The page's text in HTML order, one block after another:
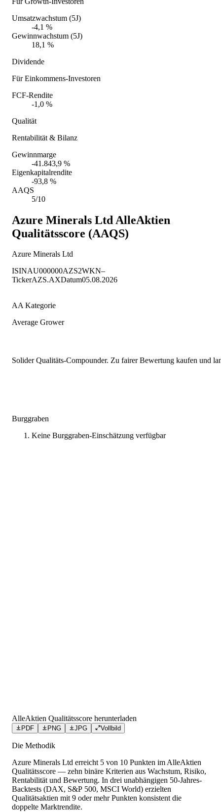
Umsatzwachstum (5J)
-4,1 %
Gewinnwachstum (5J)
18,1 %
Dividende
Für Einkommens-Investoren
FCF-Rendite
-1,0 %
Qualität
Rentabilität & Bilanz
Gewinnmarge
-41.843,9 %
Eigenkapitalrendite
-93,8 %
AAQS
5/10
Azure Minerals Ltd AlleAktien
Qualitätsscore (AAQS)
Azure Minerals Ltd
ISINAU000000AZS2WKN–
TickerAZS.AXDatum05.08.2026
AA Kategorie
Average Grower
Solider Qualitäts-Compounder. Zu fairer Bewertung kaufen und
Burggraben
Keine Burggraben-Einschätzung verfügbar
AlleAktien Qualitätsscore herunterladen
PDF PNG JPG Vollbild
Die Methodik
Azure Minerals Ltd erreicht 5 von 10 Punkten im AlleAktien
Qualitätsscore — zehn binäre Kriterien aus Wachstum, Risiko,
Rentabilität und Bewertung. In drei unabhängigen 50-Jahres-
Backtests (DAX, S&P 500, MSCI World) erzielten
Qualitätsaktien mit 9 oder mehr Punkten konsistent die
doppelte Marktrendite.